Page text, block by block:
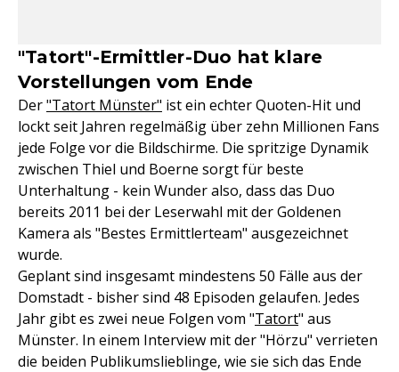
"Tatort"-Ermittler-Duo hat klare
Vorstellungen vom Ende
Der"Tatort Münster" ist ein echter Quoten-Hit und
lockt seit Jahren regelmäßig über zehn Millionen Fans
jede Folge vor die Bildschirme. Die spritzige Dynamik
zwischen Thiel und Boerne sorgt für beste
Unterhaltung - kein Wunder also, dass das Duo
bereits 2011 bei der Leserwahl mit der Goldenen
Kamera als "Bestes Ermittlerteam" ausgezeichnet
wurde.
Geplant sind insgesamt mindestens 50 Fälle aus der
Domstadt - bisher sind 48 Episoden gelaufen. Jedes
Jahr gibt es zwei neue Folgen vom "Tatort" aus
Münster. In einem Interview mit der "Hörzu" verrieten
die beiden Publikumslieblinge, wie sie sich das Ende